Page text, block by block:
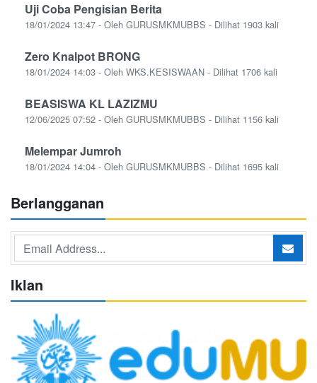
Uji Coba Pengisian Berita
18/01/2024 13:47 - Oleh GURUSMKMUBBS - Dilihat 1903 kali
Zero Knalpot BRONG
18/01/2024 14:03 - Oleh WKS.KESISWAAN - Dilihat 1706 kali
BEASISWA KL LAZIZMU
12/06/2025 07:52 - Oleh GURUSMKMUBBS - Dilihat 1156 kali
Melempar Jumroh
18/01/2024 14:04 - Oleh GURUSMKMUBBS - Dilihat 1695 kali
Berlangganan
Iklan